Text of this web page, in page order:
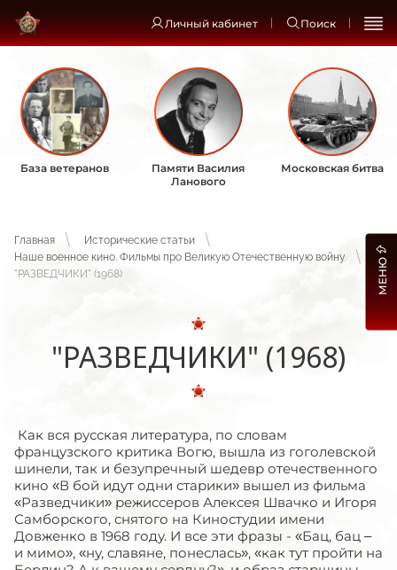
Личный кабинет Поиск
База ветеранов
Памяти Василия
Ланового
Московская битва
Главная
Исторические статьи
Наше военное кино. Фильмы про Великую Отечественную войну
"РАЗВЕДЧИКИ" (1968)
"РАЗВЕДЧИКИ" (1968)
Как вся русская литература, по словам
французского критика Вогю, вышла из гоголевской
шинели, так и безупречный шедевр отечественного
кино «В бой идут одни старики» вышел из фильма
«Разведчики» режиссеров Алексея Швачко и Игоря
Самборского, снятого на Киностудии имени
Довженко в 1968 году. И все эти фразы - «Бац, бац –
и мимо», «ну, славяне, понеслась», «как тут пройти на
МЕНЮ